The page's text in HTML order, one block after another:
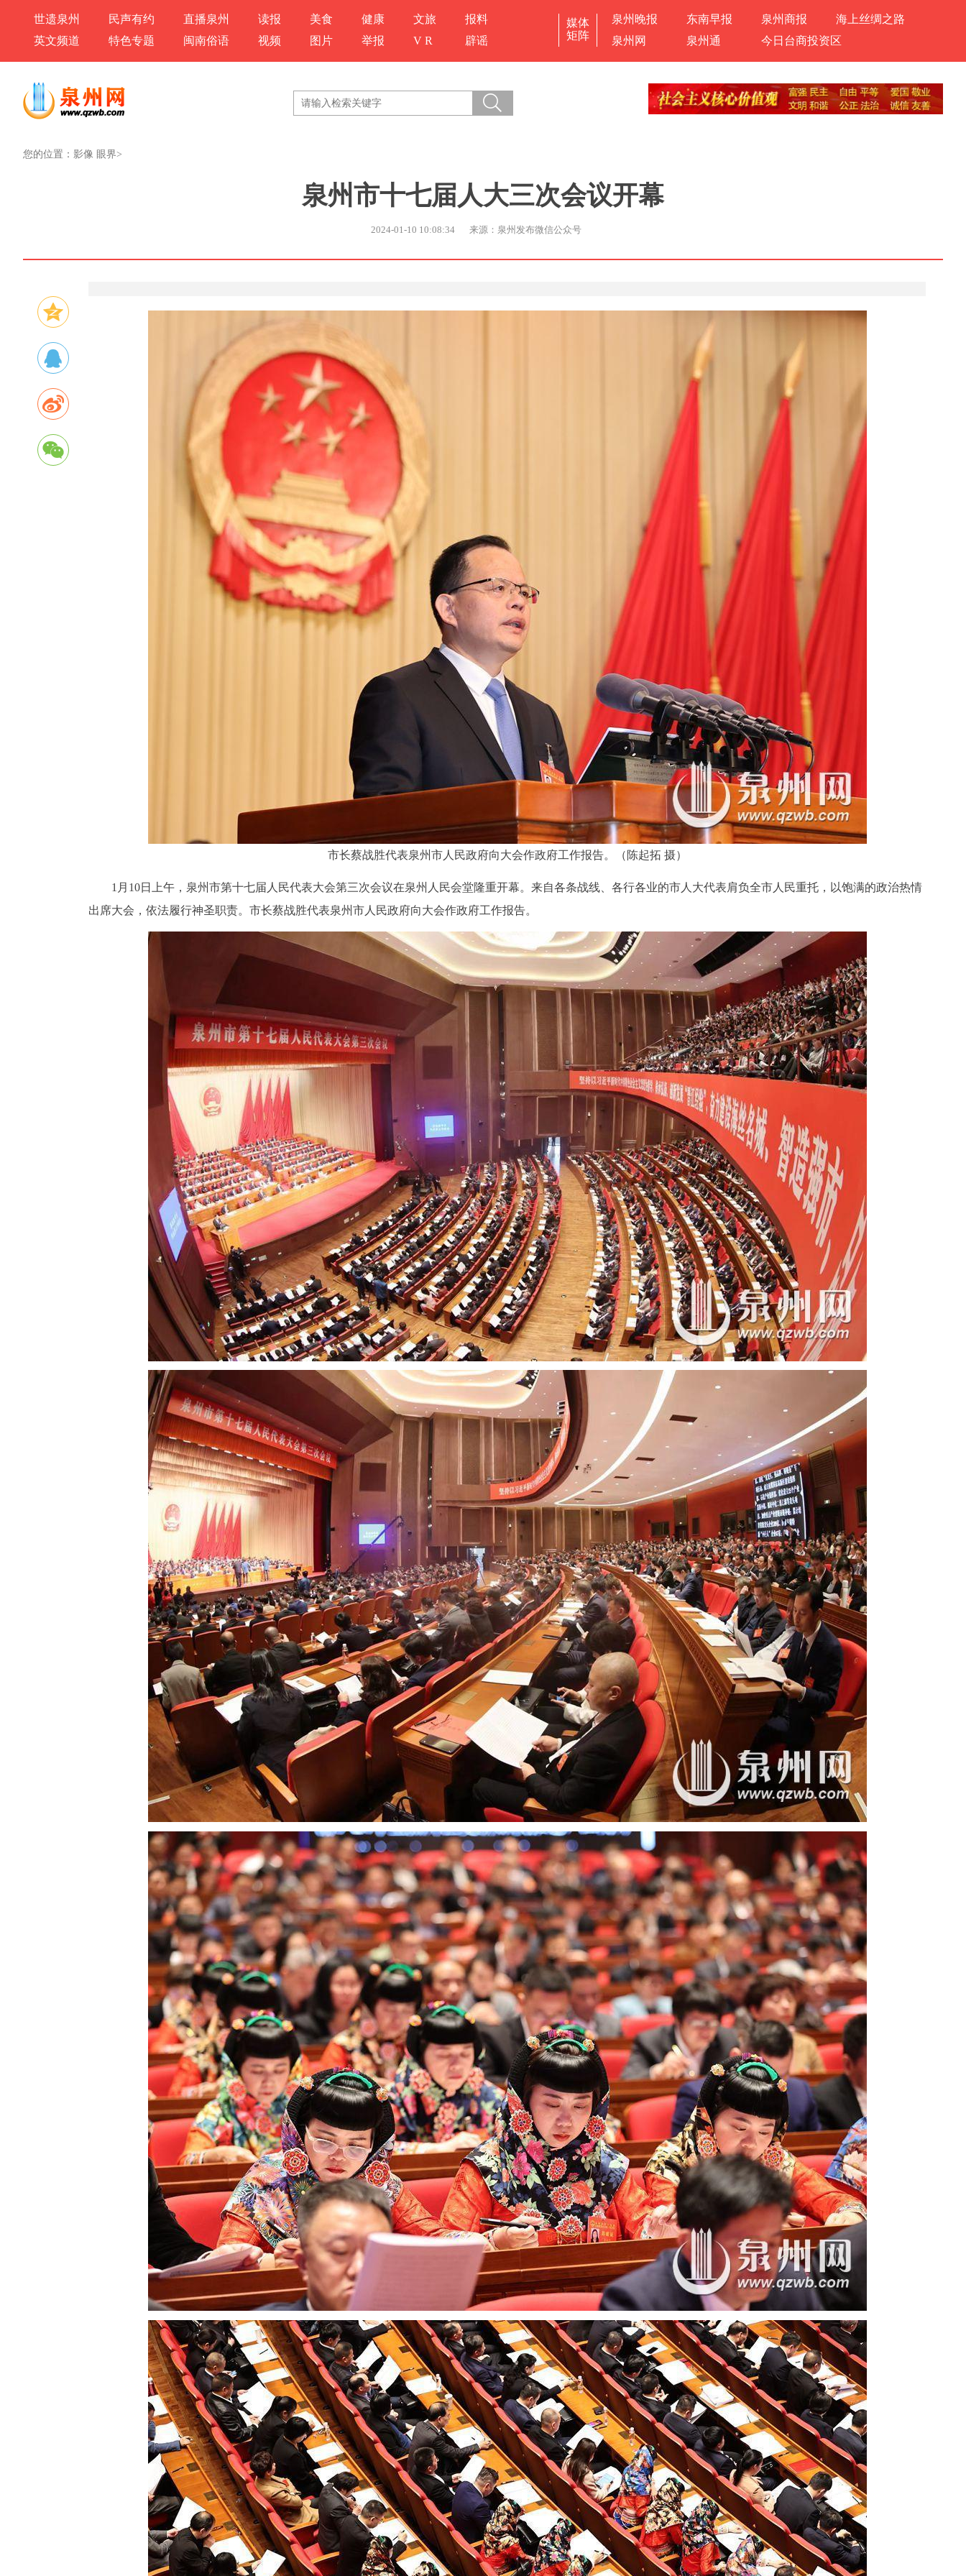
世遗泉州 民声有约 直播泉州 读报 美食 健康 文旅
报料
英文频道
特色专题 闽南俗语 视频 图片 举报 V R 辟谣
媒体
矩阵
泉州晚报 东南早报 泉州商报
海上丝绸之路
泉州网
泉州通 今日台商投资区
您的位置： 影像 眼界>
泉州市十七届人大三次会议开幕
2024-01-10 10:08:34 来源：泉州发布微信公众号
市长蔡战胜代表泉州市人民政府向大会作政府工作报告。（陈起拓 摄）
1月10日上午，泉州市第十七届人民代表大会第三次会议在泉州人民会堂隆重开幕。来自各条战线、各行各业的市人大代表肩负全市人民重托，以饱满的政治热情
出席大会，依法履行神圣职责。市长蔡战胜代表泉州市人民政府向大会作政府工作报告。